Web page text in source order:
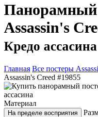
Панорамный
Assassin's
Кредо ассасина
Главная Все постеры
Assassin's Creed #19855
Материал
На пределе восприятия